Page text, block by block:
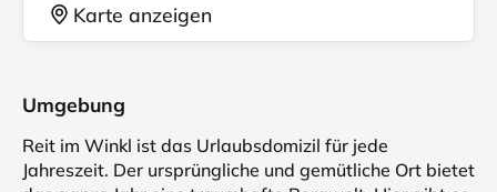
Karte anzeigen
Umgebung
Reit im Winkl ist das Urlaubsdomizil für jede
Jahreszeit. Der ursprüngliche und gemütliche Ort bietet